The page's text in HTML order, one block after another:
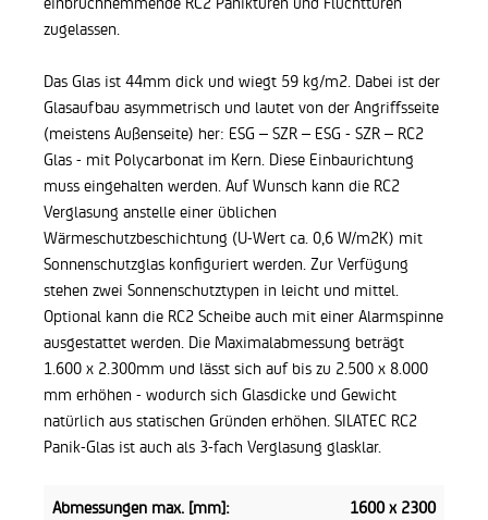
zugelassen.
Das Glas ist 44mm dick und wiegt 59 kg/m2. Dabei ist der
Glasaufbau asymmetrisch und lautet von der Angriffsseite
(meistens Außenseite) her: ESG – SZR – ESG - SZR – RC2
Glas - mit Polycarbonat im Kern. Diese Einbaurichtung
muss eingehalten werden. Auf Wunsch kann die RC2
Verglasung anstelle einer üblichen
Wärmeschutzbeschichtung (U-Wert ca. 0,6 W/m2K) mit
Sonnenschutzglas konfiguriert werden. Zur Verfügung
stehen zwei Sonnenschutztypen in leicht und mittel.
Optional kann die RC2 Scheibe auch mit einer Alarmspinne
ausgestattet werden. Die Maximalabmessung beträgt
1.600 x 2.300mm und lässt sich auf bis zu 2.500 x 8.000
mm erhöhen - wodurch sich Glasdicke und Gewicht
natürlich aus statischen Gründen erhöhen. SILATEC RC2
Panik-Glas ist auch als 3-fach Verglasung glasklar.
Abmessungen max. [mm]:
1600 x 2300